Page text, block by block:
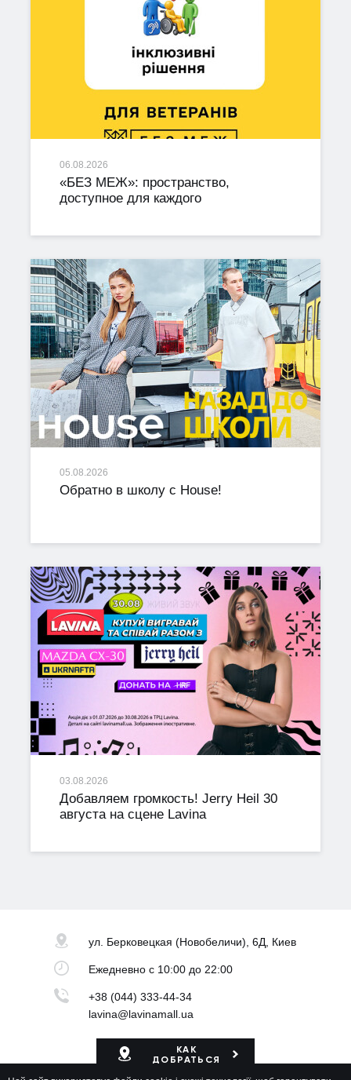
06.08.2026
«БЕЗ МЕЖ»: пространство,
доступное для каждого
05.08.2026
Обратно в школу с House!
03.08.2026
Добавляем громкость! Jerry Heil 30
августа на сцене Lavina
ул. Берковецкая (Новобеличи), 6Д, Киев
Ежедневнос 10:00 до 22:00
+38 (044) 333-44-34
lavina@lavinamall.ua
КАК
ДОБРАТЬСЯ